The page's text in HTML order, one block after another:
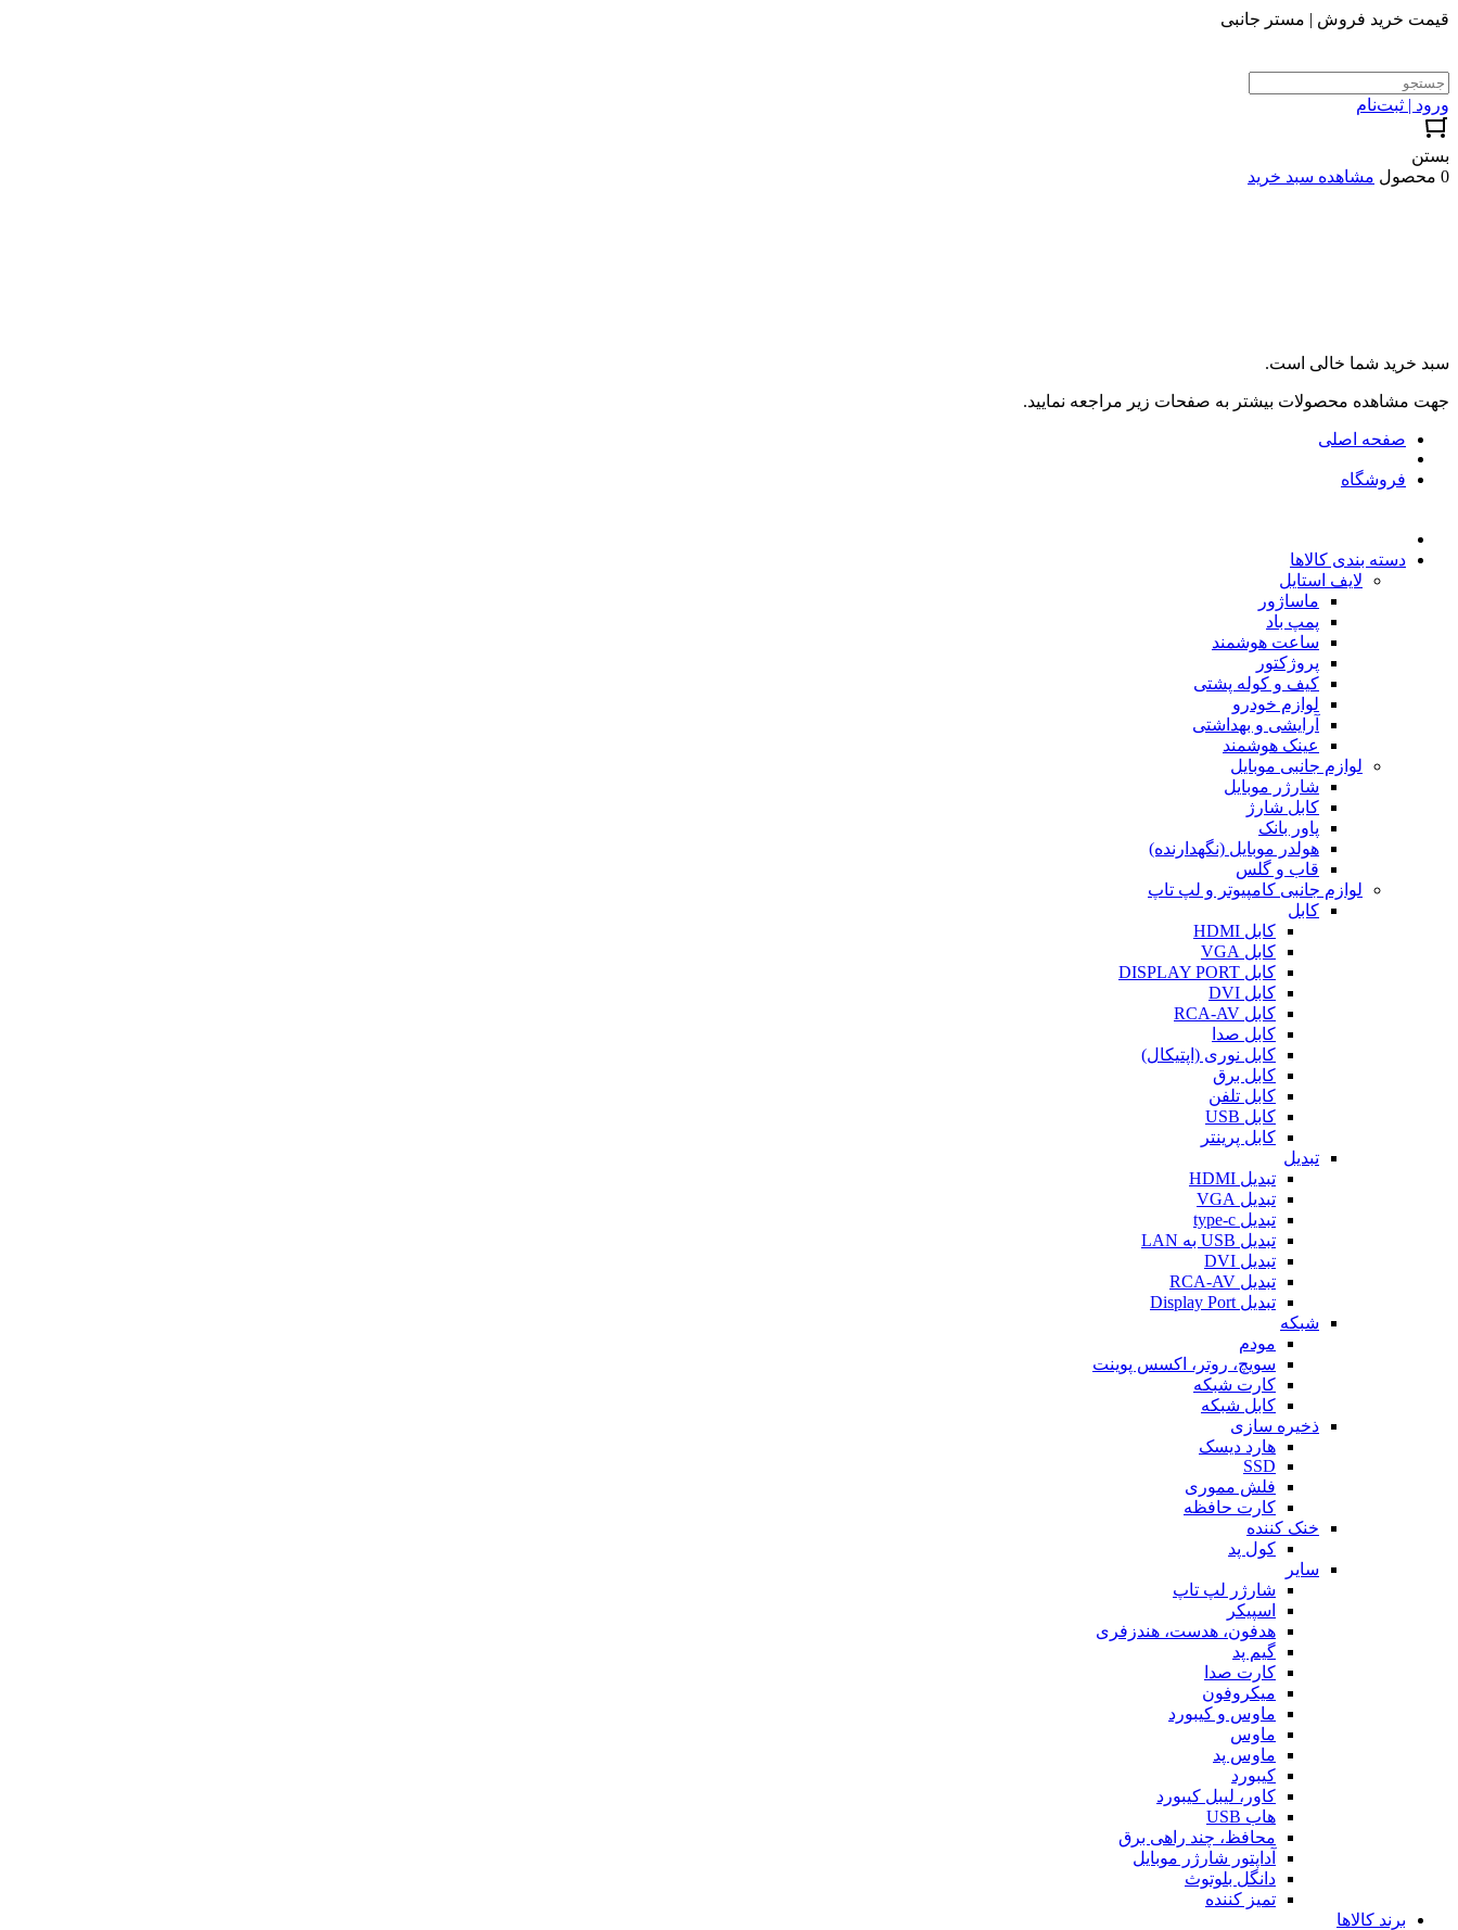
قیمت خرید فروش | مستر جانبی
ورود | ثبت‌نام
بستن
0 محصول
مشاهده سبد خرید
سبد خرید شما خالی است.
جهت مشاهده محصولات بیشتر به صفحات زیر مراجعه نمایید.
صفحه اصلی
فروشگاه
دسته بندی کالاها
لایف استایل
ماساژور
پمپ باد
ساعت هوشمند
پروژکتور
کیف و کوله پشتی
لوازم خودرو
آرایشی و بهداشتی
عینک هوشمند
لوازم جانبی موبایل
شارژر موبایل
کابل شارژ
پاور بانک
هولدر موبایل (نگهدارنده)
قاب و گلس
لوازم جانبی کامپیوتر و لپ تاپ
کابل
کابل HDMI
کابل VGA
کابل DISPLAY PORT
کابل DVI
کابل RCA-AV
کابل صدا
کابل نوری (اپتیکال)
کابل برق
کابل تلفن
کابل USB
کابل پرینتر
تبدیل
تبدیل HDMI
تبدیل VGA
تبدیل type-c
تبدیل USB به LAN
تبدیل DVI
تبدیل RCA-AV
تبدیل Display Port
شبکه
مودم
سویچ، روتر، اکسس پوینت
کارت شبکه
کابل شبکه
ذخیره سازی
هارد دیسک
SSD
فلش مموری
کارت حافظه
خنک کننده
کول پد
سایر
شارژر لپ تاپ
اسپیکر
هدفون، هدست، هندزفری
گیم پد
کارت صدا
میکروفون
ماوس و کیبورد
ماوس
ماوس پد
کیبورد
کاور، لیبل کیبورد
هاب USB
محافظ، چند راهی برق
آداپتور شارژر موبایل
دانگل بلوتوث
تمیز کننده
برند کالاها